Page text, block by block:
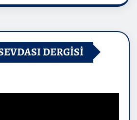
DERGİSİ